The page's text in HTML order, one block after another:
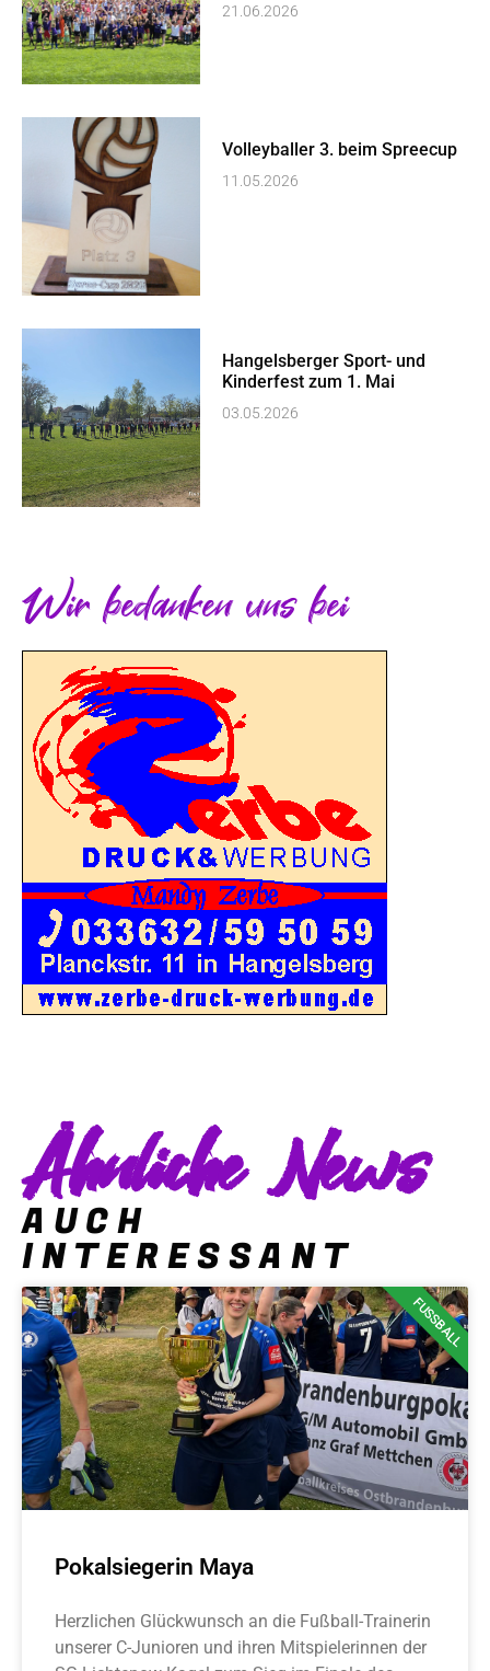
21.06.2026
Volleyballer 3. beim Spreecup
11.05.2026
Hangelsberger Sport- und
Kinderfest zum 1. Mai
03.05.2026
Wir bedanken uns bei
Ähnliche News
AUCH
INTERESSANT
FUSSBALL
Pokalsiegerin Maya
Herzlichen Glückwunsch an die Fußball-Trainerin
unserer C-Junioren und ihren Mitspielerinnen der